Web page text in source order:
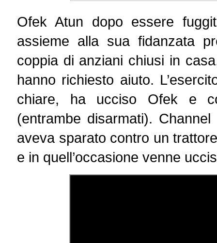
Ofek Atun dopo essere
assieme alla sua fidanzata
coppia di anziani chiusi in
hanno richiesto aiuto.
chiare, ha ucciso Ofek e
(entrambe disarmati).
aveva sparato contro un
e in quell’occasione venne